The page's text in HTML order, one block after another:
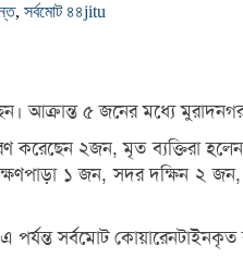
, সর্বমোট ৪৪jitu
আক্রান্ত ৫ জনের মধ্যে
২জন, মৃত ব্যক্তিরা
১ জন, সদর দক্ষিন ২
সর্বমোট কোয়ারেনটাইনকৃত